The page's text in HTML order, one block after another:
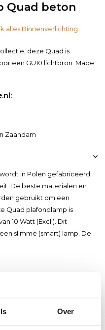
Over
Quad beton
alles Binnenverlichting
deze Quad is
een GU10 lichtbron. Made
Zaandam
in Polen gefabriceerd
De beste materialen en
gebruikt om een
Quad plafondlamp is
10 Watt (Excl.). Dit
slimme (smart) lamp. De